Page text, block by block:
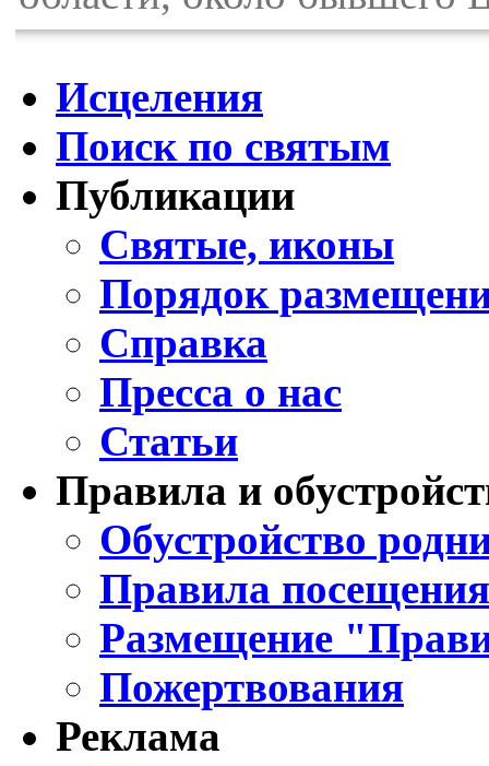
Исцеления
Поиск по святым
Публикации
Святые, иконы
Порядок
Справка
Пресса о нас
Статьи
Правила и
Обустройство
Правила
Размещение
Пожертвования
Реклама